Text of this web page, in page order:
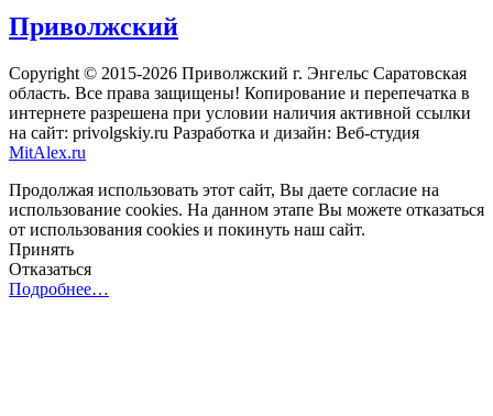
Приволжский
Copyright © 2015-2026 Приволжский г. Энгельс Саратовская
область. Все права защищены! Копирование и перепечатка в
интернете разрешена при условии наличия активной ссылки
на сайт: privolgskiy.ru Разработка и дизайн: Веб-студия
MitAlex.ru
Продолжая использовать этот сайт, Вы даете согласие на
использование cookies. На данном этапе Вы можете отказаться
от использования cookies и покинуть наш сайт.
Принять
Отказаться
Подробнее…